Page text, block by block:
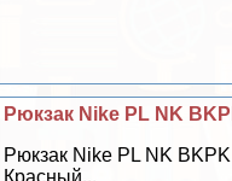
Рюкзак Nike PL NK
Рюкзак Nike PL NK
Красный...